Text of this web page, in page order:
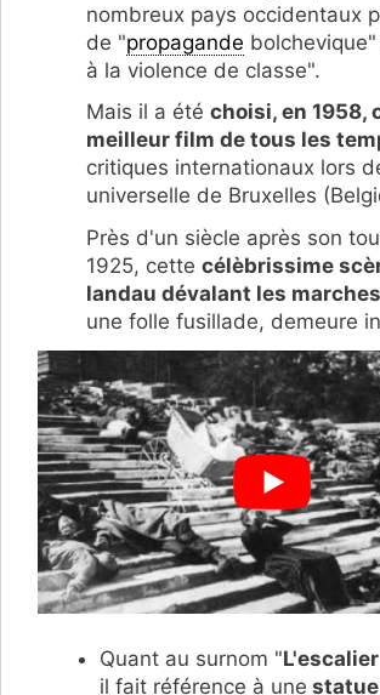
nombreux pays occidentaux
de "propagande
à la violence de classe".
Mais il a été choisi, en 1958,
meilleur film de tous les
critiques internationaux lors
universelle de Bruxelles
Près d'un siècle après son
1925, cette célèbrissime
landau dévalant les marches
une folle fusillade, demeure
Quant au surnom "
il fait référence à une